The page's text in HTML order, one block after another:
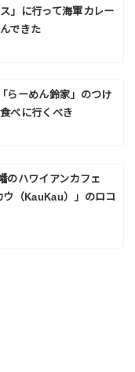
」に行って海軍カレー
できた
らーめん鈴家」のつけ
べに行くべき
のハワイアンカフェ
ウ（KauKau）」のロコ